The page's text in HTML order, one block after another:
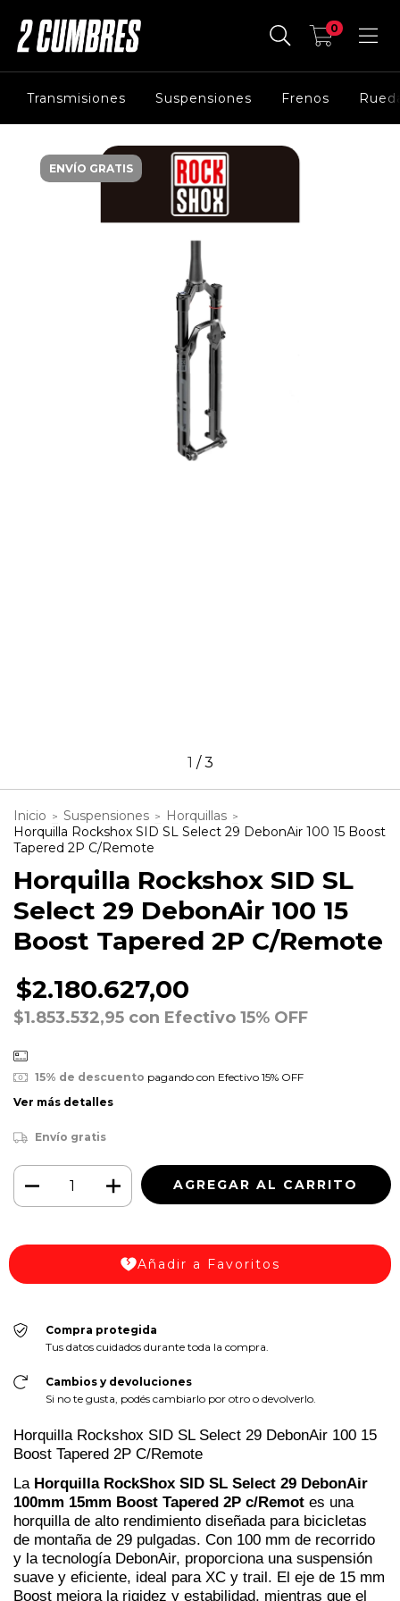
0
Transmisiones Suspensiones Frenos
ENVÍO GRATIS
1 /3
Inicio > Suspensiones > Horquillas >
Horquilla Rockshox SID SL Select 29 DebonAir 100 15 Boost
Tapered 2P C/Remote
Horquilla Rockshox SID SL
Select 29 DebonAir 100 15
Boost Tapered 2P C/Remote
$2.180.627,00
$1.853.532,95 con Efectivo 15% OFF
15% de descuento pagando con Efectivo 15% OFF
Ver más detalles
Envío gratis
Añadir a Favoritos
Compra protegida
Tus datos cuidados durante toda la compra.
Cambios y devoluciones
Si no te gusta, podés cambiarlo por otro o devolverlo.
Horquilla Rockshox SID SL Select 29 DebonAir 100 15
Boost Tapered 2P C/Remote
La Horquilla RockShox SID SL Select 29 DebonAir
100mm 15mm Boost Tapered 2P c/Remot es una
horquilla de alto rendimiento diseñada para bicicletas
de montaña de 29 pulgadas. Con 100 mm de recorrido
y la tecnología DebonAir, proporciona una suspensión
suave y eficiente, ideal para XC y trail. El eje de 15 mm
Boost mejora la rigidez y estabilidad, mientras que el